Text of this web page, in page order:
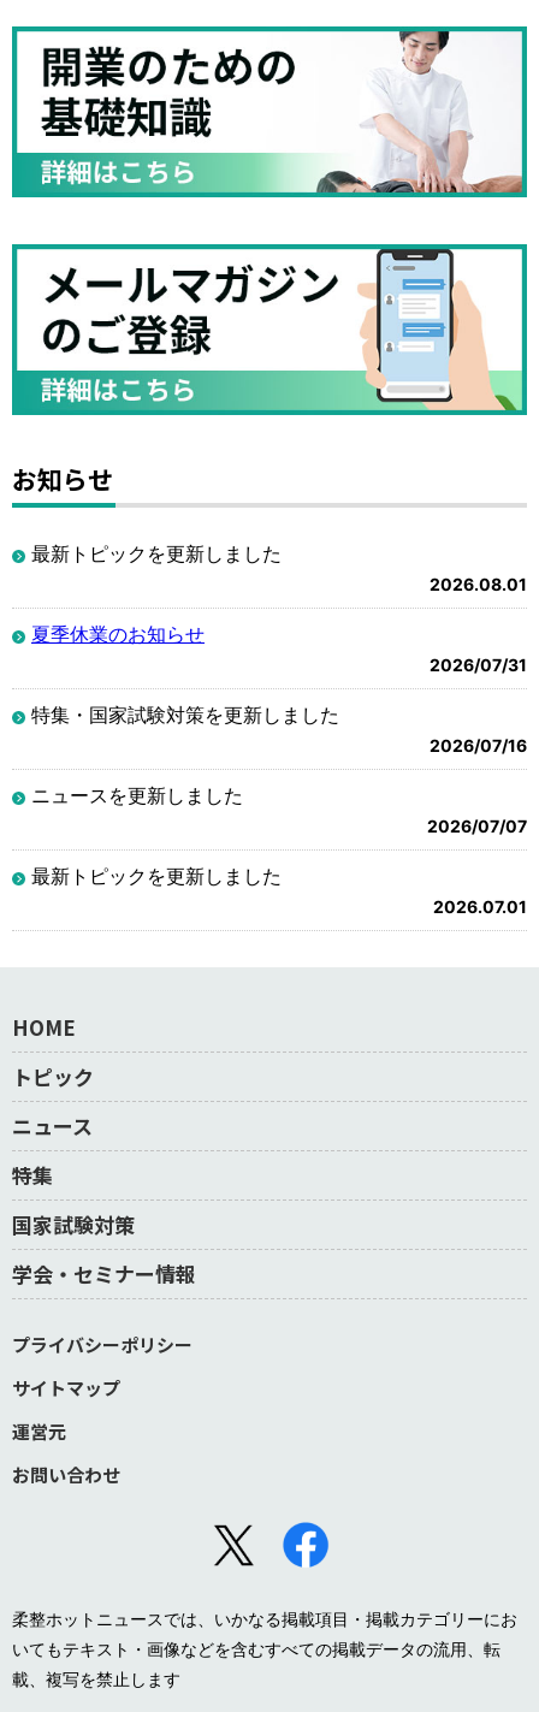
お知らせ
最新トピックを更新しました
2026.08.01
夏季休業のお知らせ
2026/07/31
特集・国家試験対策を更新しました
2026/07/16
ニュースを更新しました
2026/07/07
最新トピックを更新しました
2026.07.01
HOME
トピック
ニュース
特集
国家試験対策
学会・セミナー情報
プライバシーポリシー
サイトマップ
運営元
お問い合わせ
柔整ホットニュースでは、いかなる掲載項目・掲載カテゴリーにお
いてもテキスト・画像などを含むすべての掲載データの流用、転
載、複写を禁止します